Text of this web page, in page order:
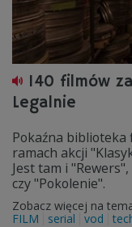
140 filmów
Legalnie
Pokaźna biblioteka
ramach akcji
Jest tam i
czy "Pokolenie".
Zobacz więcej na
FILM
serial vod